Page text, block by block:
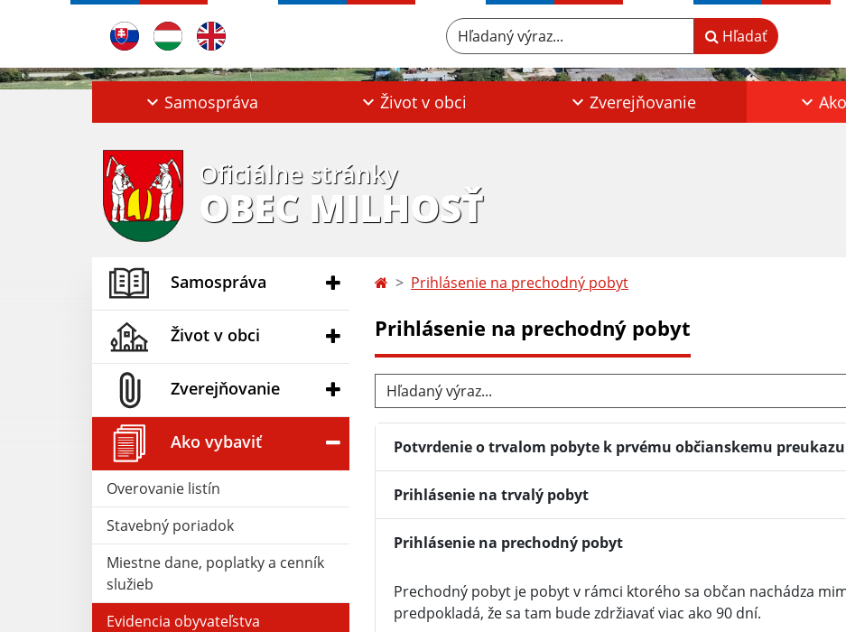
Hľadaný výraz... Hľadať
Samospráva Život v obci Zverejňovanie
Oficiálne stránky
OBEC MILHOSŤ
Samospráva
Život v obci
Zverejňovanie
Ako vybaviť
Overovanie listín
Stavebný poriadok
Miestne dane, poplatky a cenník
služieb
Evidencia obyvateľstva
Prihlásenie na prechodný pobyt
Prihlásenie na prechodný pobyt
Hľadaný výraz...
Potvrdenie o trvalom pobyte k prvému občianskemu preukazu
Prihlásenie na trvalý pobyt
Prihlásenie na prechodný pobyt
Prechodný pobyt je pobyt v rámci ktorého sa občan nachádza
predpokladá, že sa tam bude zdržiavať viac ako 90 dní.